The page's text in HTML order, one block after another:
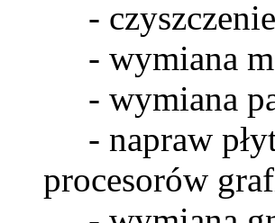
- czyszczenie
- wymiana
- wymiana
- napraw
procesorów